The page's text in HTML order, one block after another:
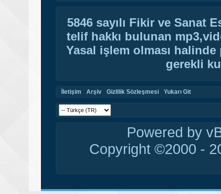
5846 sayılı Fikir ve Sanat
telif hakkı bulunan
Yasal işlem olması
gerekli
İletişim Arşiv Gizlilik Sözleşmesi Yukarı Git
Powered by
Copyright ©2000 -